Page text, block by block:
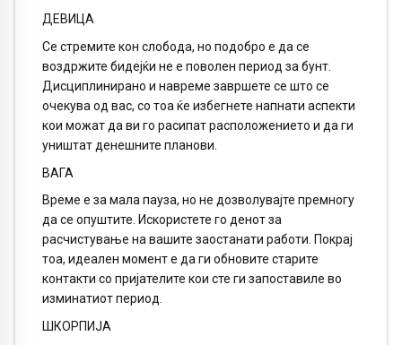
ДЕВИЦА
Се стремите кон слобода, но подобро е да се
воздржите бидејќи не е поволен период за бунт.
Дисциплинирано и навреме завршете се што се
очекува од вас, со тоа ќе избегнете напнати аспекти
кои можат да ви го расипат расположението и да ги
уништат денешните планови.
ВАГА
Време е за мала пауза, но не дозволувајте премногу
да се опуштите. Искористете го денот за
расчистување на вашите заостанати работи. Покрај
тоа, идеален момент е да ги обновите старите
контакти со пријателите кои сте ги запоставиле во
изминатиот период.
ШКОРПИЈА